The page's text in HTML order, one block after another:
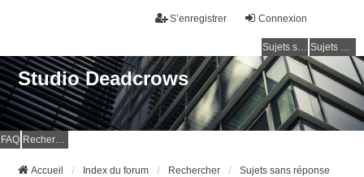
Connexion
S’enregistrer
Sujets sans réponse Sujets actifs
Studio Deadcrows
FAQ Rechercher
Accueil Index du forum Rechercher Sujets sans réponse